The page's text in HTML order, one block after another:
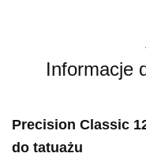
Informacje
Precision Classic
do tatuażu